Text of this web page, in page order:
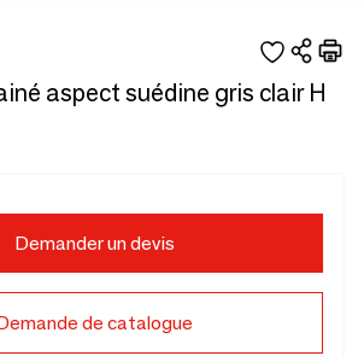
aspect suédine gris clair H
Demander un devis
de catalogue